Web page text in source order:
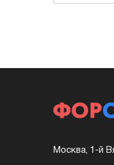
Москва, 1-й